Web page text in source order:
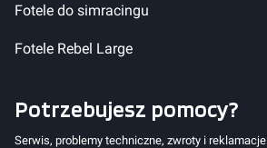
Fotele do simracingu
Fotele Rebel Large
Potrzebujesz pomocy?
Serwis, problemy techniczne, zwroty i reklamacje